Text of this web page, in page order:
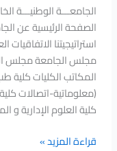
الصفحة الرئيسية عن
استراتيجيتنا
مجلس الجامعة مجلس
المكاتب الكليات كلية
(معلوماتية-اتصالات
كلية العلوم الإدارية و
قراءة المزيد »